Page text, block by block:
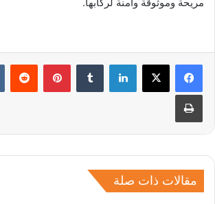
لينكدإن بينتيريست
طباعة
مقالات ذات صلة